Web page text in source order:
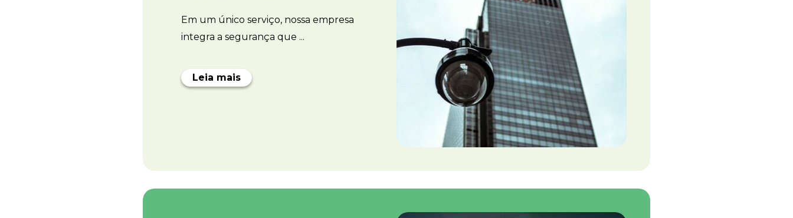
Em um único serviço, nossa empresa
integra a segurança que ...
Leia mais